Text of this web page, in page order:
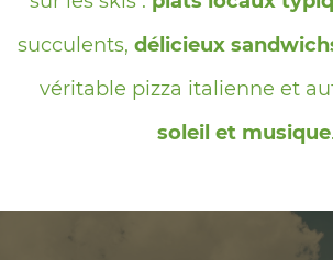
succulents, délicieux
véritable pizza italienne et
soleil et musique.